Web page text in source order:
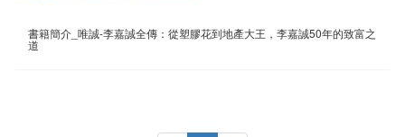
書籍簡介_唯誠-李嘉誠全傳：從塑膠花到地產大王，李嘉誠50年的致富之
道